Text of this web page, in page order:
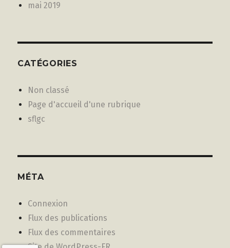
mai 2019
CATÉGORIES
Non classé
Page d'accueil d'une rubrique
sflgc
MÉTA
Connexion
Flux des publications
Flux des commentaires